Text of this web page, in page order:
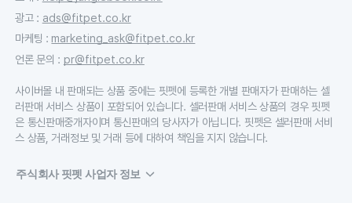
광고: ads@fitpet.co.kr
마케팅 : marketing_ask@fitpet.co.kr
언론 문의 : pr@fitpet.co.kr
사이버몰 내 판매되는 상품 중에는 핏펫에 등록한 개별 판매자가 판매하는 셀
러판매 서비스 상품이 포함되어 있습니다. 셀러판매 서비스 상품의 경우 핏펫
은 통신판매중개자이며 통신판매의 당사자가 아닙니다. 핏펫은 셀러판매 서비
스 상품, 거래정보 및 거래 등에 대하여 책임을 지지 않습니다.
주식회사 핏펫 사업자 정보